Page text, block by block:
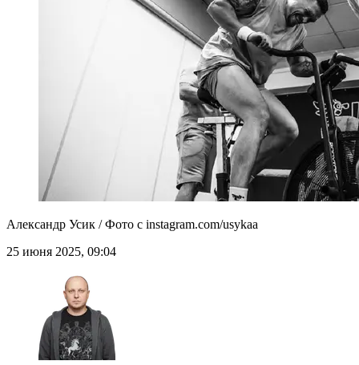
Александр Усик / Фото с instagram.com/usykaa
25 июня 2025, 09:04